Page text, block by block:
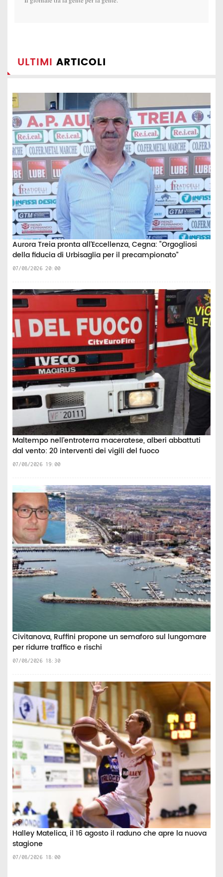
ULTIMI ARTICOLI
Aurora Treia pronta all’Eccellenza, Cegna: “Orgogliosi
della fiducia di Urbisaglia per il precampionato”
07/08/2026 20:00
Maltempo nell’entroterra maceratese, alberi abbattuti
dal vento: 20 interventi dei vigili del fuoco
07/08/2026 19:00
Civitanova, Ruffini propone un semaforo sul lungomare
per ridurre traffico e rischi
07/08/2026 18:30
Halley Matelica, il 16 agosto il raduno che apre la nuova
stagione
07/08/2026 18:00